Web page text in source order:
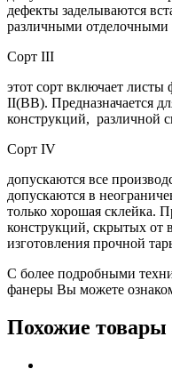
дефекты заделываются
различными отделочными
Сорт III
этот сорт включает листы
II(ВВ). Предназначается
конструкций, различной
Сорт IV
допускаются все
допускаются в
только хорошая склейка.
конструкций, скрытых от
изготовления прочной
С более подробными
фанеры Вы можете
Похожие товары